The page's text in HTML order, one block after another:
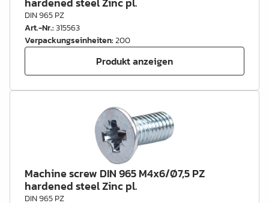
DIN 965 PZ
Art.-Nr.:315563
Verpackungseinheiten:200
Produkt anzeigen
Machine screw DIN 965 M4x6/Ø7,5 PZ
hardened steel Zinc pl.
DIN 965 PZ